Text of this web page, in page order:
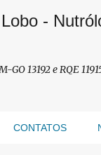
para o conteúdo
-
GO 13192 e RQE
CONTATOS